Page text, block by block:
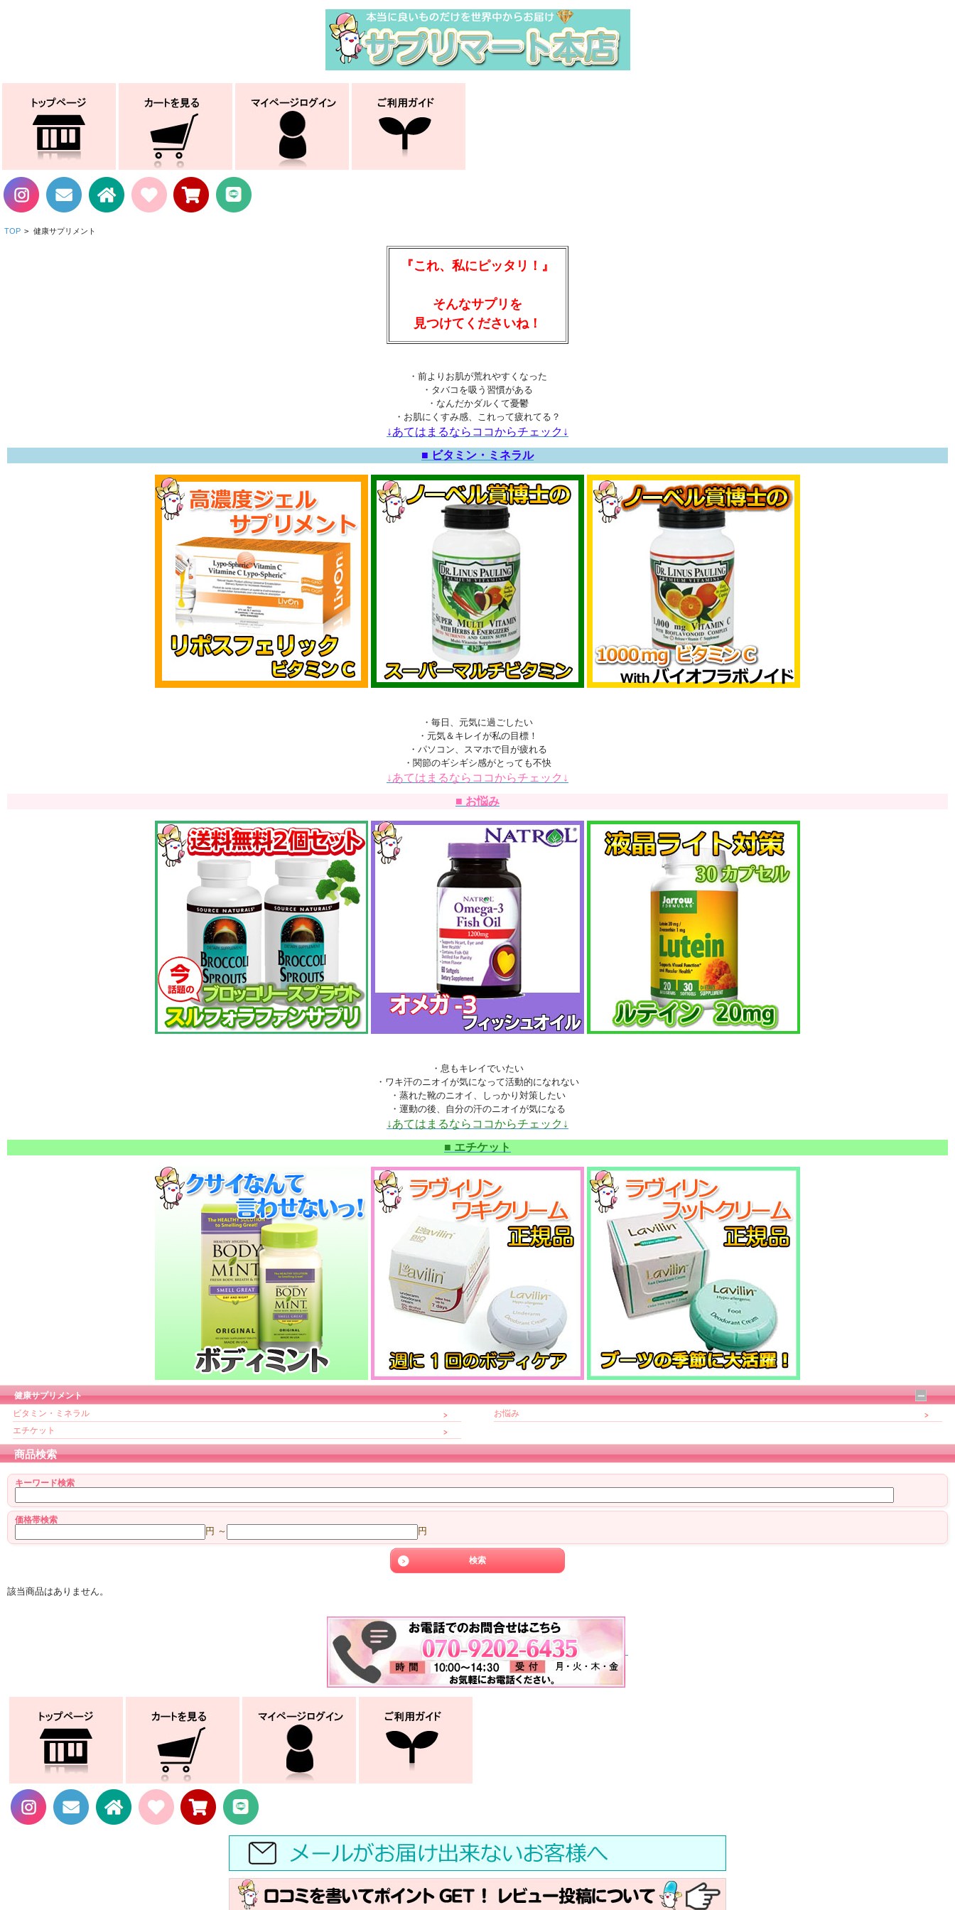
TOP > 健康サプリメント
『これ、私にピッタリ！』
そんなサプリを
見つけてくださいね！
・前よりお肌が荒れやすくなった
・タバコを吸う習慣がある
・なんだかダルくて憂鬱
・お肌にくすみ感、これって疲れてる？
↓あてはまるならココからチェック↓
■ ビタミン・ミネラル
・毎日、元気に過ごしたい
・元気＆キレイが私の目標！
・パソコン、スマホで目が疲れる
・関節のギシギシ感がとっても不快
↓あてはまるならココからチェック↓
■ お悩み
・息もキレイでいたい
・ワキ汗のニオイが気になって活動的になれない
・蒸れた靴のニオイ、しっかり対策したい
・運動の後、自分の汗のニオイが気になる
↓あてはまるならココからチェック↓
■ エチケット
健康サプリメント
ビタミン・ミネラル
エチケット
お悩み
商品検索
キーワード検索
価格帯検索
円 ～ 円
該当商品はありません。